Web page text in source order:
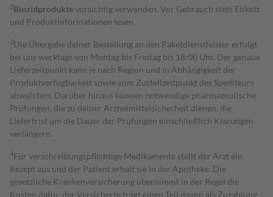
2Biozidproduktevorsichtig verwenden. Vor Gebrauch stets Etikett
und Produktinformationen lesen.
3Die Übergabe deiner Bestellung an den Paketdienstleister erfolgt
bei uns werktags von Montag bis Freitag bis 18:00 Uhr. Der genaue
Lieferzeitpunkt kann je nach Region und in Abhängigkeit der
Produktverfügbarkeit sowie vom Zustellzeitpunkt des Spediteurs
abweichen. Darüber hinaus können notwendige pharmazeutische
Prüfungen, die zu deiner Arzneimittelsicherheit dienen, die
Lieferfrist um die Dauer der Prüfungen einschließlich Klärungen
verlängern.
4Für verschreibungspflichtige Medikamente stellt der Arzt ein
Rezept aus und der Patient erhält sie in der Apotheke. Die
gesetzliche Krankenversicherung übernimmt in der Regel die
Kosten dafür, der Versicherte trägt einen Teil davon als Zuzahlung